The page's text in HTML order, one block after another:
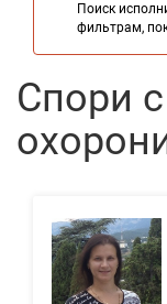
Поиск
фильтрам,
Спори